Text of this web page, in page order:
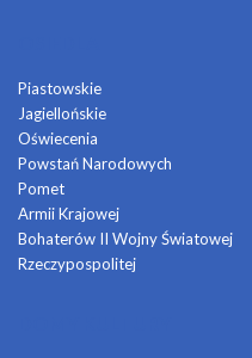
Piastowskie
Jagiellońskie
Oświecenia
Powstań Narodowych
Pomet
Armii Krajowej
Bohaterów II Wojny Światowej
Rzeczypospolitej